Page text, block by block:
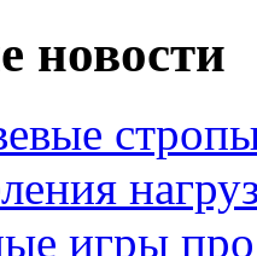
новости
игры